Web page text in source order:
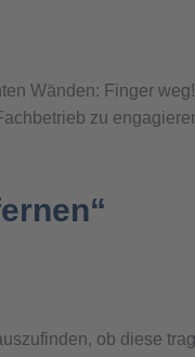
Wänden: Finger
zu
ob diese